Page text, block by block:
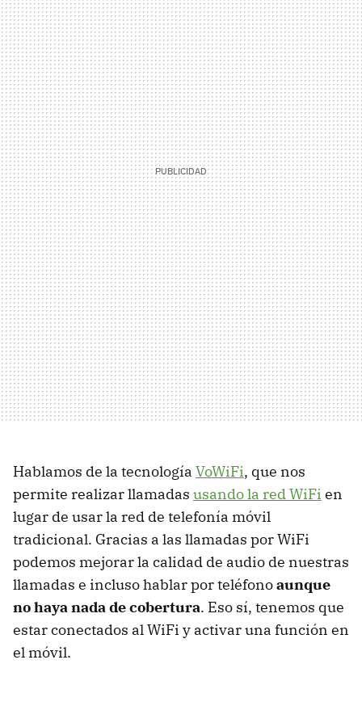
Hablamos de la tecnología VoWiFi, que nos
permite realizar llamadas usando la red WiFi en
lugar de usar la red de telefonía móvil
tradicional. Gracias a las llamadas por WiFi
podemos mejorar la calidad de audio de nuestras
llamadas e incluso hablar por teléfonoaunque
no haya nada de cobertura. Eso sí, tenemos que
estar conectados al WiFi y activar una función en
el móvil.